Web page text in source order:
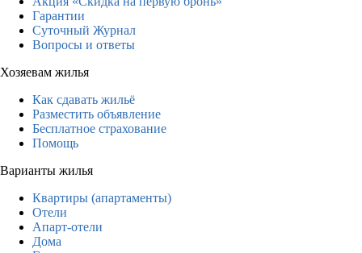
Гарантии
Суточный Журнал
Вопросы и ответы
Хозяевам жилья
Как сдавать жильё
Разместить объявление
Бесплатное страхование
Помощь
Варианты жилья
Квартиры (апартаменты)
Отели
Апарт-отели
Дома